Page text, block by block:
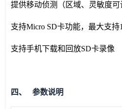
提供移动侦测（区域、灵敏度
支持Micro SD卡功能，最大支持
支持手机下载和回放SD卡录像
四、 参数说明